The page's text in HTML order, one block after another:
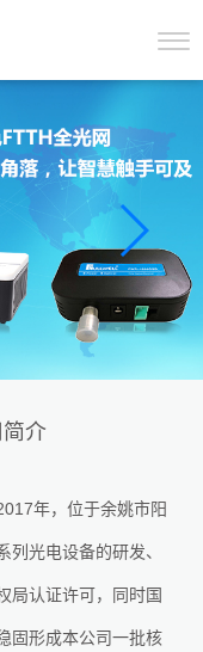
介
年，位于余姚市阳
列光电设备的研发、
局认证许可，同时国
固形成本公司一批核